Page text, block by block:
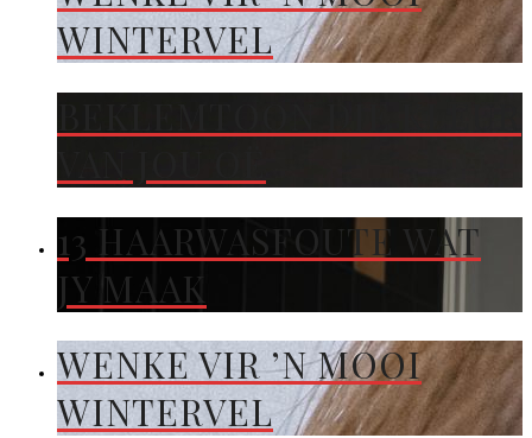
WINTERVEL
13 HAARWASFOUTE WAT
JY MAAK
WENKE VIR ’N MOOI
WINTERVEL